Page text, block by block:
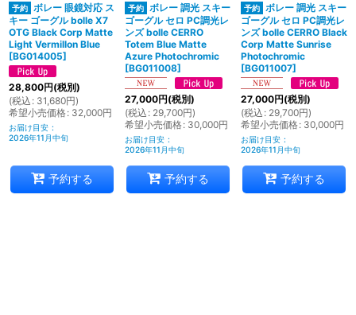
ボレー 眼鏡対応 ス
キー ゴーグル bolle X7
OTG Black Corp Matte
Light Vermillon Blue
[BG014005]
28,800円(税別)
(税込 : 31,680円)
希望小売価格: 32,000円
お届け目安 :
2026年11月中旬
予約する
ボレー 調光 スキー
ゴーグル セロ PC調光レ
ンズ bolle CERRO
Totem Blue Matte
Azure Photochromic
[BG011008]
27,000円(税別)
(税込 : 29,700円)
希望小売価格: 30,000円
お届け目安 :
2026年11月中旬
予約する
ボレー 調光 スキー
ゴーグル セロ PC調光レ
ンズ bolle CERRO Black
Corp Matte Sunrise
Photochromic
[BG011007]
27,000円(税別)
(税込 : 29,700円)
希望小売価格: 30,000円
お届け目安 :
2026年11月中旬
予約する